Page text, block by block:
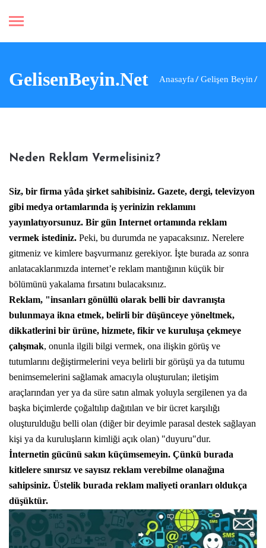
GelisenBeyin.Net Anasayfa Gelişen Beyin
Neden Reklam Vermelisiniz?
Siz, bir firma yâda şirket sahibisiniz. Gazete, dergi, televizyon
gibi medya ortamlarında iş yerinizin reklamını
yayınlatıyorsunuz. Bir gün Internet ortamında reklam
vermek istediniz. Peki, bu durumda ne yapacaksınız. Nerelere
gitmeniz ve kimlere başvurmanız gerekiyor. İşte burada az sonra
anlatacaklarımızda internet’e reklam mantığının küçük bir
bölümünü yakalama fırsatını bulacaksınız.
Reklam, "insanları gönüllü olarak belli bir davranışta
bulunmaya ikna etmek, belirli bir düşünceye yöneltmek,
dikkatlerini bir ürüne, hizmete, fikir ve kuruluşa çekmeye
çalışmak, onunla ilgili bilgi vermek, ona ilişkin görüş ve
tutumlarını değiştirmelerini veya belirli bir görüşü ya da tutumu
benimsemelerini sağlamak amacıyla oluşturulan; iletişim
araçlarından yer ya da süre satın almak yoluyla sergilenen ya da
başka biçimlerde çoğaltılıp dağıtılan ve bir ücret karşılığı
oluşturulduğu belli olan (diğer bir deyimle parasal destek sağlayan
kişi ya da kuruluşların kimliği açık olan) "duyuru"dur.
İnternetin gücünü sakın küçümsemeyin. Çünkü burada
kitlelere sınırsız ve sayısız reklam verebilme olanağına
sahipsiniz. Üstelik burada reklam maliyeti oranları oldukça
düşüktür.